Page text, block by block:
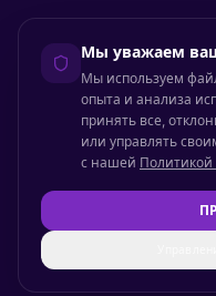
C/O GRROW, Pilestræde
© 2026
Статус
ДоступностьКарта
Мы уважаем
Мы используем
опыта и анализа
принять все,
или управлять
с нашей